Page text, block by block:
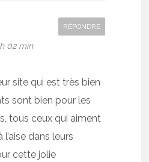
02 min
RÉPONDRE
site qui est très bien
sont bien pour les
tous ceux qui aiment
dans leurs
cette jolie